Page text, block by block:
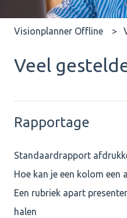
Visionplanner Offline
Veel
Rapportage
Standaardrapport
Hoe kan je een kolom een
Een rubriek apart
halen